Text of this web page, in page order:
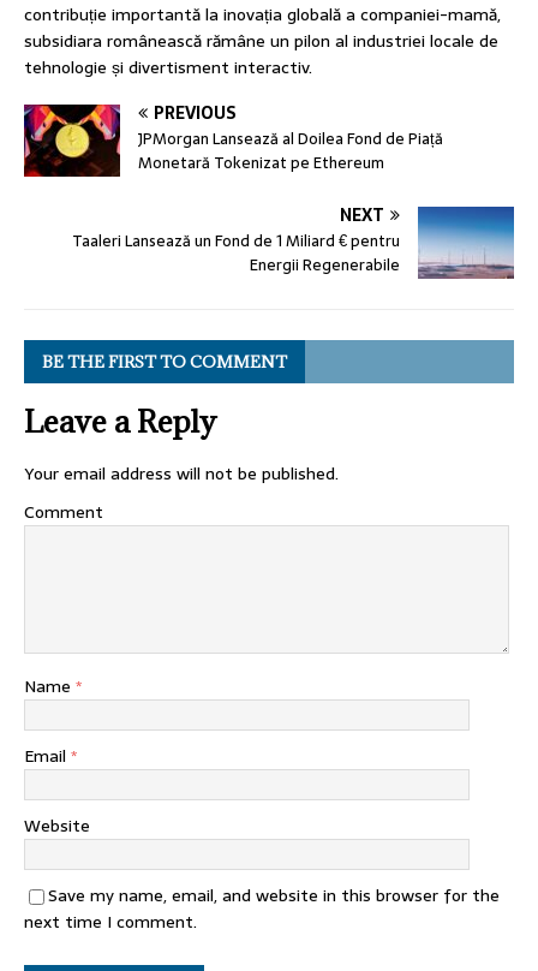
contribuție importantă la inovația globală a companiei-mamă,
subsidiara românească rămâne un pilon al industriei locale de
tehnologie și divertisment interactiv.
PREVIOUS
JPMorgan Lansează al Doilea Fond de Piață
Monetară Tokenizat pe Ethereum
NEXT
Taaleri Lansează un Fond de 1 Miliard € pentru
Energii Regenerabile
BE THE FIRST TO COMMENT
Leave a Reply
Your email address will not be published.
Comment
Name *
Email *
Website
Save my name, email, and website in this browser for the
next time I comment.